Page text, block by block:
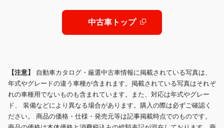
中古車トップ
【注意】 自動車カタログ・厳選中古車情報に掲載されている写真は、
年式やグレードの違う車種が含まれます。掲載されている写真はそれぞ
れの車種用でないものも含まれています。また、対応は年式やグレー
ド、 装備などにより異なる場合があります。購入の際は必ずご確認く
ださい。 商品の価格・仕様・発売元等は記事掲載時点でのものです。